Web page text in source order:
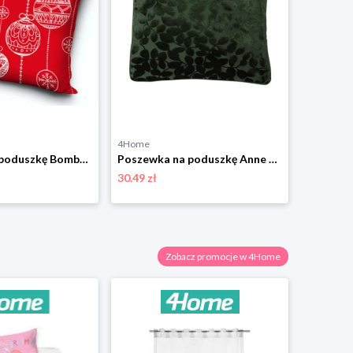
Poszewka na poduszkę Bombki świąteczne czerwony, 40 x 40 cm 4-Home
4Home
Poszewka na poduszkę Anne zielony, 45 x 45 cm 4-Home
30.49 zł
Zobacz promocje w 4Home